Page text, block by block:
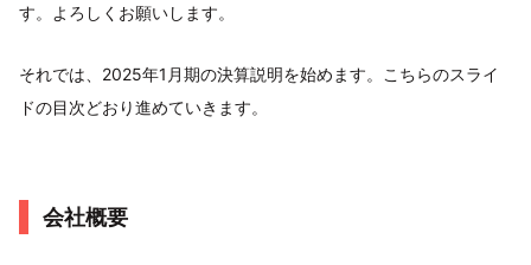
す。よろしくお願いします。
それでは、2025年1月期の決算説明を始めます。こちらのスライ
ドの目次どおり進めていきます。
会社概要